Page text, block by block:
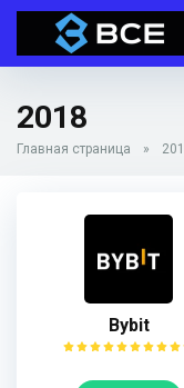
2018
Главная страница »
Bybit